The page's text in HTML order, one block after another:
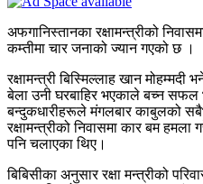
अफगानिस्तानका रक्षामन्त्रीको
कम्तीमा चार जनाको ज्यान गएको छ ।
रक्षामन्त्री बिस्मिल्लाह खान
बेला उनी घरबाहिर भएकाले बच्न सफल
बन्दुकधारीहरूले मंगलबार काबुलको
रक्षामन्त्रीको निवासमा कार बम
पनि चलाएका थिए।
बिबिसीका अनुसार रक्षा मन्त्रीको